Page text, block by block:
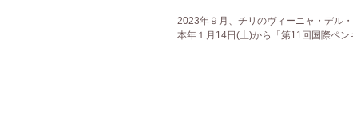
2023年９月、チリのヴィーニャ・デル
本年１月14日(土)から「第11回国際ペ